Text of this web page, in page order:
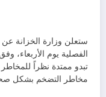
ستعلن وزارة الخزانة
الفصلية يوم الأربعاء،
تبدو ممتدة نظراً
مخاطر التضخم بشكل